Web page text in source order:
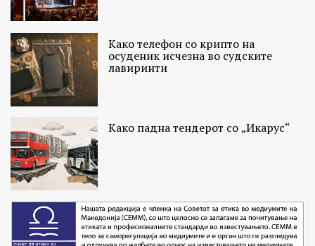
Како телефон со крипто на
осуденик исчезна во судските
лавиринти
Како падна тендерот со „Икарус“